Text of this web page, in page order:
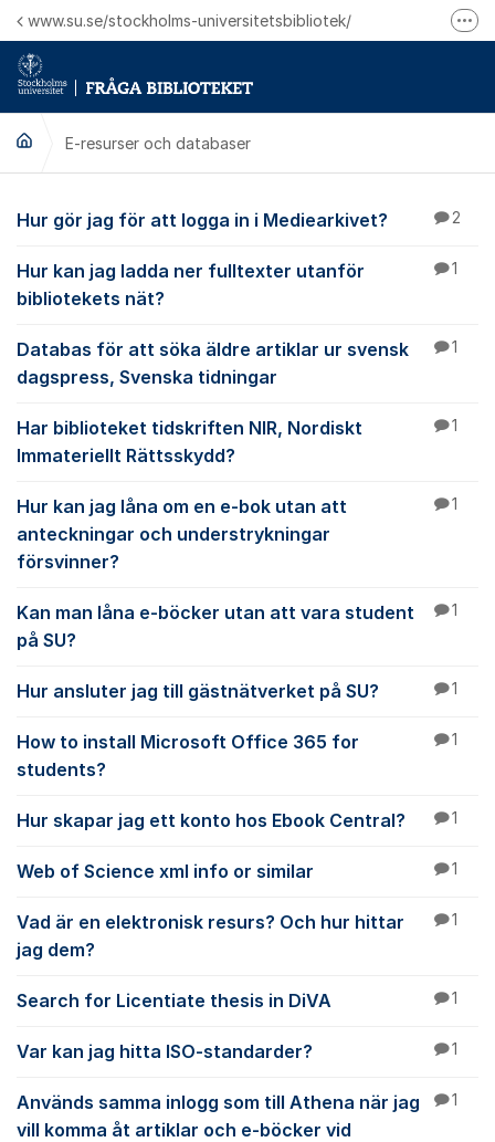
Hoppa till innehåll
www.su.se/stockholms-universitetsbibliotek/
E-resurser och databaser
E-resurser och
Hur gör jag för att logga in i Mediearkivet? 2
Hur kan jag ladda ner fulltexter utanför
bibliotekets nät?
1
Databas för att söka äldre artiklar ur svensk
dagspress, Svenska tidningar
1
Har biblioteket tidskriften NIR, Nordiskt
Immateriellt Rättsskydd?
1
Hur kan jag låna om en e-bok utan att
anteckningar och understrykningar
försvinner?
1
Kan man låna e-böcker utan att vara student
på SU?
1
Hur ansluter jag till gästnätverket på SU? 1
How to install Microsoft Office 365 for
students?
1
Hur skapar jag ett konto hos Ebook Central? 1
Web of Science xml info or similar 1
Vad är en elektronisk resurs? Och hur hittar
jag dem?
1
Search for Licentiate thesis in DiVA 1
Var kan jag hitta ISO-standarder? 1
Används samma inlogg som till Athena när jag
vill komma åt artiklar och e-böcker vid
1